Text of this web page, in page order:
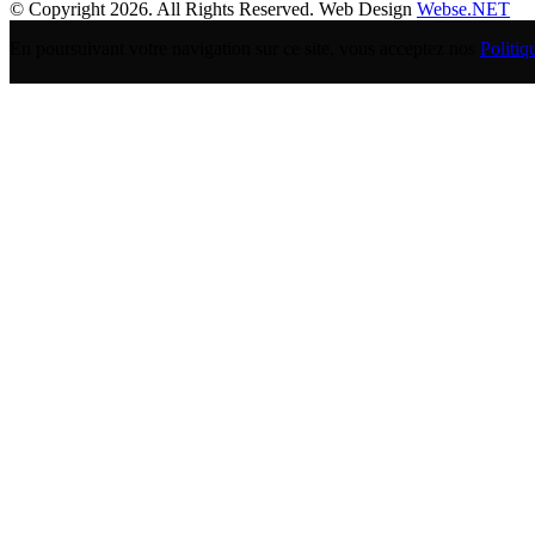
© Copyright 2026. All Rights Reserved. Web Design Webse.NET